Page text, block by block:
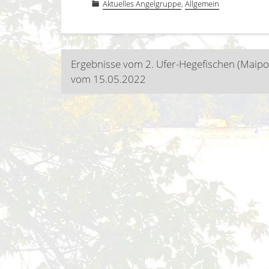
Aktuelles Angelgruppe, Allgemein
Ergebnisse vom 2. Ufer-Hegefischen
vom 15.05.2022